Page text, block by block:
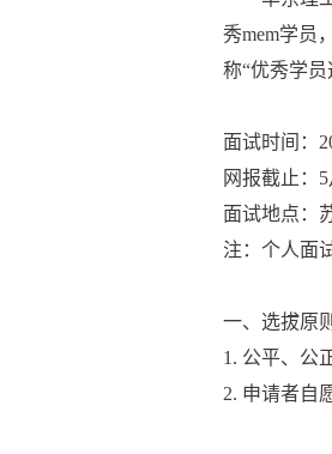
秀mem学员
称“优秀学
面试时间：
网报截止：
面试地点：
注：个人面
一、选拔原
1. 公平、公
2. 申请者自